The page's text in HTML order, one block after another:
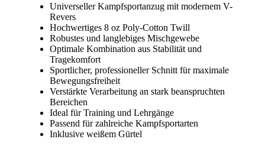
Universeller Kampfsportanzug mit modernem V-
Revers
Hochwertiges 8 oz Poly-Cotton Twill
Robustes und langlebiges Mischgewebe
Optimale Kombination aus Stabilität und
Tragekomfort
Sportlicher, professioneller Schnitt für maximale
Bewegungsfreiheit
Verstärkte Verarbeitung an stark beanspruchten
Bereichen
Ideal für Training und Lehrgänge
Passend für zahlreiche Kampfsportarten
Inklusive weißem Gürtel